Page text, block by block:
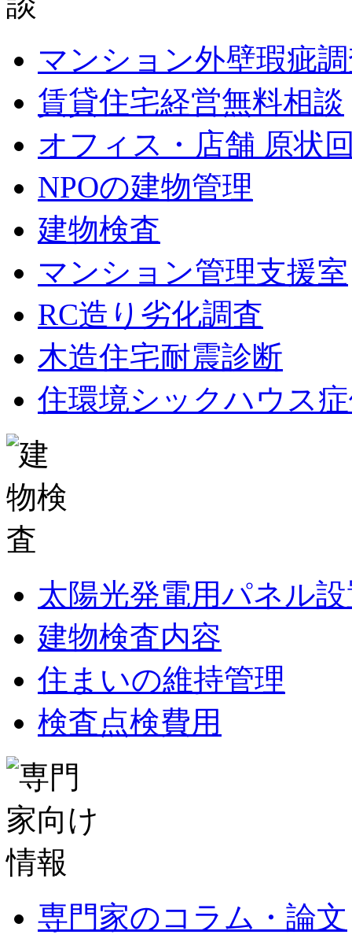
マンション外壁瑕疵
賃貸住宅経営無料相談
オフィス・店舗 原状
NPOの建物管理
建物検査
マンション管理支援室
RC造り劣化調査
木造住宅耐震診断
住環境シックハウス
太陽光発電用パネル
建物検査内容
住まいの維持管理
検査点検費用
専門家のコラム・論文